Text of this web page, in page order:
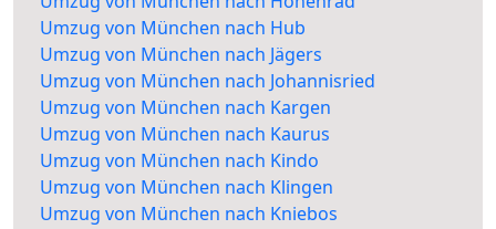
Umzug von München nach Hub
Umzug von München nach Jägers
Umzug von München nach Johannisried
Umzug von München nach Kargen
Umzug von München nach Kaurus
Umzug von München nach Kindo
Umzug von München nach Klingen
Umzug von München nach Kniebos